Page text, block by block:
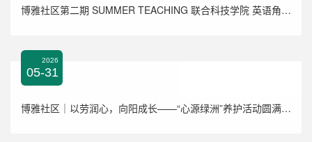
博雅社区第二期 SUMMER TEACHING 联合科技学院 英语角圆满落幕
2026
05-31
博雅社区｜以劳润心，向阳成长——“心源绿洲”养护活动圆满结束